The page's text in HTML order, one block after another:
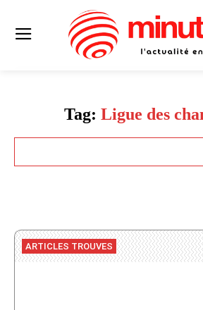
Tag: Ligue des
ARTICLES TROUVES